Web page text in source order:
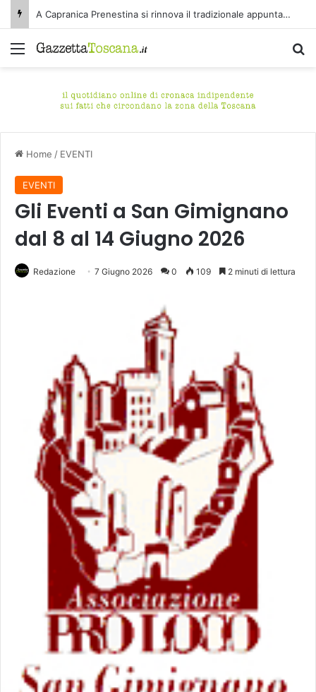
A Capranica Prenestina si rinnova il tradizionale appuntamento con il Concerto di Ferragosto presso il Tempio della Maddalena.
Menu
Home / EVENTI
EVENTI
Gli Eventi a San Gimignano
dal 8 al 14 Giugno 2026
Redazione 7 Giugno 2026 0 109 2 minuti di lettura